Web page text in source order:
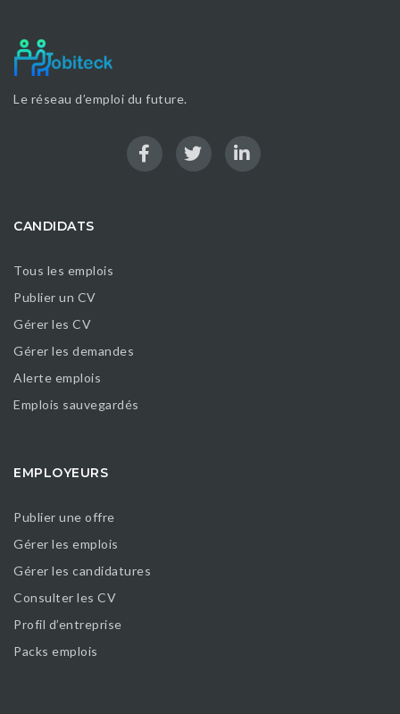
Le réseau d’emploi du future.
CANDIDATS
Tous les emplois
Publier un CV
Gérer les CV
Gérer les demandes
Alerte emplois
Emplois sauvegardés
EMPLOYEURS
Publier une offre
Gérer les emplois
Gérer les candidatures
Consulter les CV
Profil d’entreprise
Packs emplois